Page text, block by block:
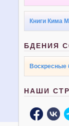
Книги Кима
БДЕНИЯ
Воскресные
НАШИ